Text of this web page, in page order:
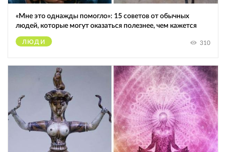
«Мне это однажды помогло»: 15 советов от обычных
людей, которые могут оказаться полезнее, чем кажется
ЛЮДИ 310